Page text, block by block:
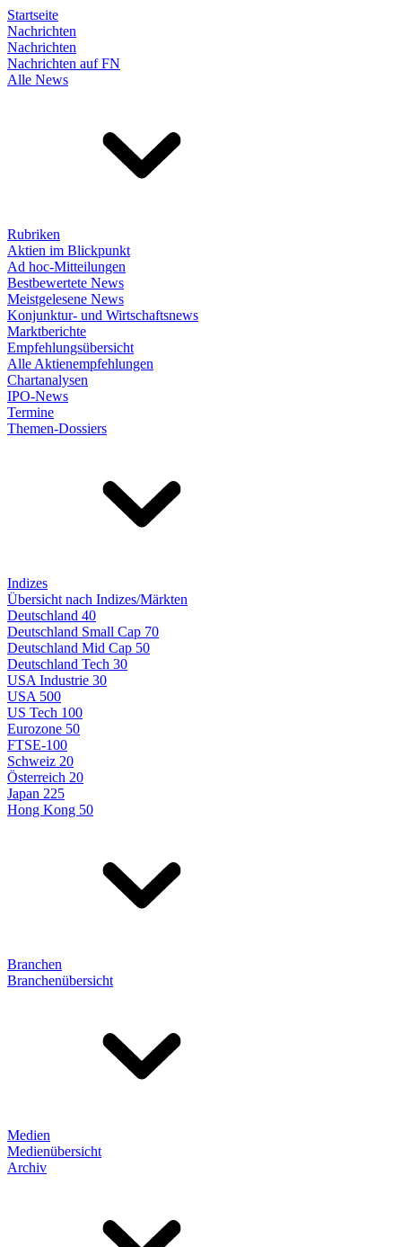
Startseite
Nachrichten
Nachrichten
Nachrichten auf FN
Alle News
Rubriken
Aktien im Blickpunkt
Ad hoc-Mitteilungen
Bestbewertete News
Meistgelesene News
Konjunktur- und Wirtschaftsnews
Marktberichte
Empfehlungsübersicht
Alle Aktienempfehlungen
Chartanalysen
IPO-News
Termine
Themen-Dossiers
Indizes
Übersicht nach Indizes/Märkten
Deutschland 40
Deutschland Small Cap 70
Deutschland Mid Cap 50
Deutschland Tech 30
USA Industrie 30
USA 500
US Tech 100
Eurozone 50
FTSE-100
Schweiz 20
Österreich 20
Japan 225
Hong Kong 50
Branchen
Branchenübersicht
Medien
Medienübersicht
Archiv